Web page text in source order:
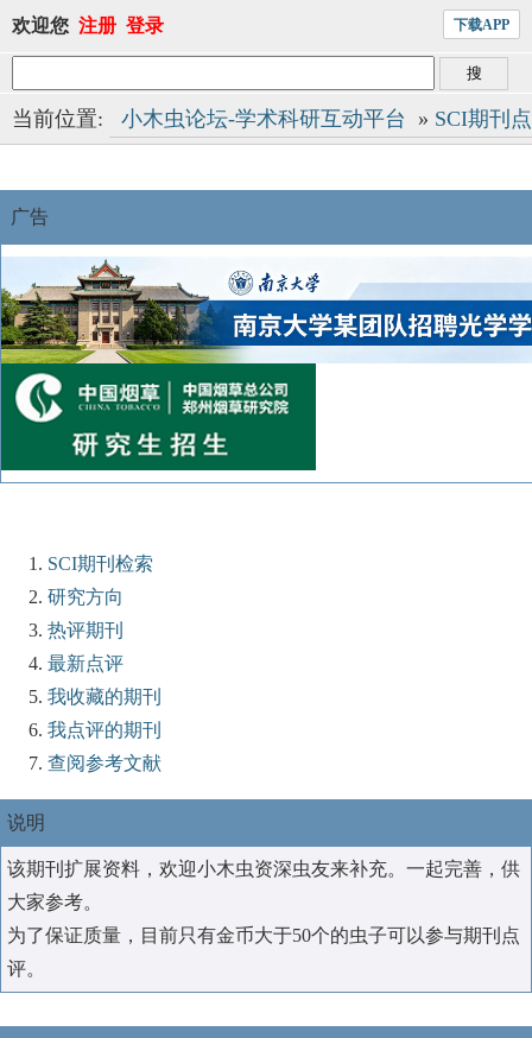
欢迎您 注册 登录 下载APP
当前位置: 小木虫论坛-学术科研互动平台 » SCI期刊
广告
SCI期刊检索
研究方向
热评期刊
最新点评
我收藏的期刊
我点评的期刊
查阅参考文献
说明
该期刊扩展资料，欢迎小木虫资深虫友来补充。一起完善，供
大家参考。
为了保证质量，目前只有金币大于50个的虫子可以参与期刊点
评。